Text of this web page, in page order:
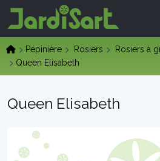
Pépinière Rosiers
Rosiers à
Queen Elisabeth
Queen Elisabeth